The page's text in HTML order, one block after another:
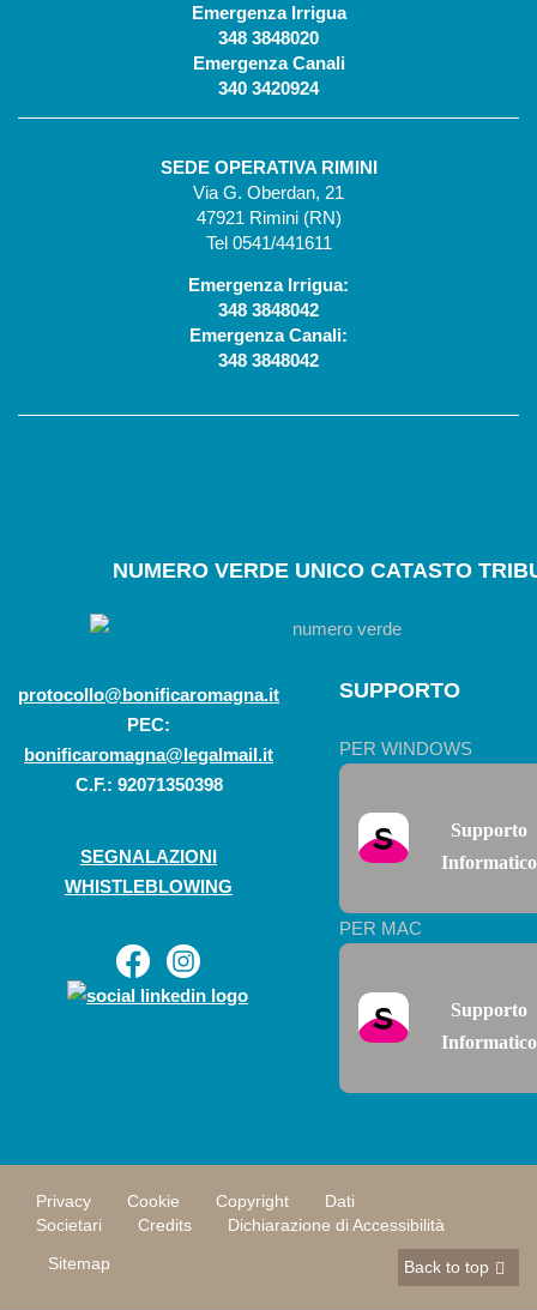
Emergenza Irrigua
348 3848020
Emergenza Canali
340 3420924
SEDE OPERATIVA RIMINI
Via G. Oberdan, 21
47921 Rimini (RN)
Tel 0541/441611
Emergenza Irrigua:
348 3848042
Emergenza Canali:
348 3848042
NUMEROVERDE UNICO CATASTO
protocollo@bonificaromagna.it
PEC:
bonificaromagna@legalmail.it
C.F.: 92071350398
SEGNALAZIONI
WHISTLEBLOWING
SUPPORTO
PER WINDOWS
Supporto
Informatico
PER MAC
Supporto
Informatico
Privacy Cookie Copyright
Dati
Societari
Credits
Dichiarazione di Accessibilità
Sitemap
Back to top